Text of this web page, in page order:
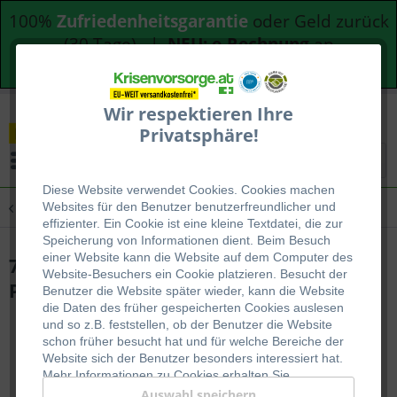
100% Zufriedenheitsgarantie oder Geld zurück
(30 Tage) |NEU: e-Rechnungan
Bundesdienststellen
Wir respektieren Ihre
Privatsphäre!
Diese Website verwendet Cookies. Cookies machen
Websites für den Benutzer benutzerfreundlicher und
effizienter. Ein Cookie ist eine kleine Textdatei, die zur
Speicherung von Informationen dient. Beim Besuch
einer Website kann die Website auf dem Computer des
Website-Besuchers ein Cookie platzieren. Besucht der
Benutzer die Website später wieder, kann die Website
die Daten des früher gespeicherten Cookies auslesen
und so z.B. feststellen, ob der Benutzer die Website
schon früher besucht hat und für welche Bereiche der
Website sich der Benutzer besonders interessiert hat.
Mehr Informationen zu Cookies erhalten Sie
Übersicht Lebensmittelpakete
7 Tage Notration - mit Fleisch für 1
Person